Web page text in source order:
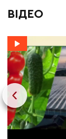
ВІДЕО